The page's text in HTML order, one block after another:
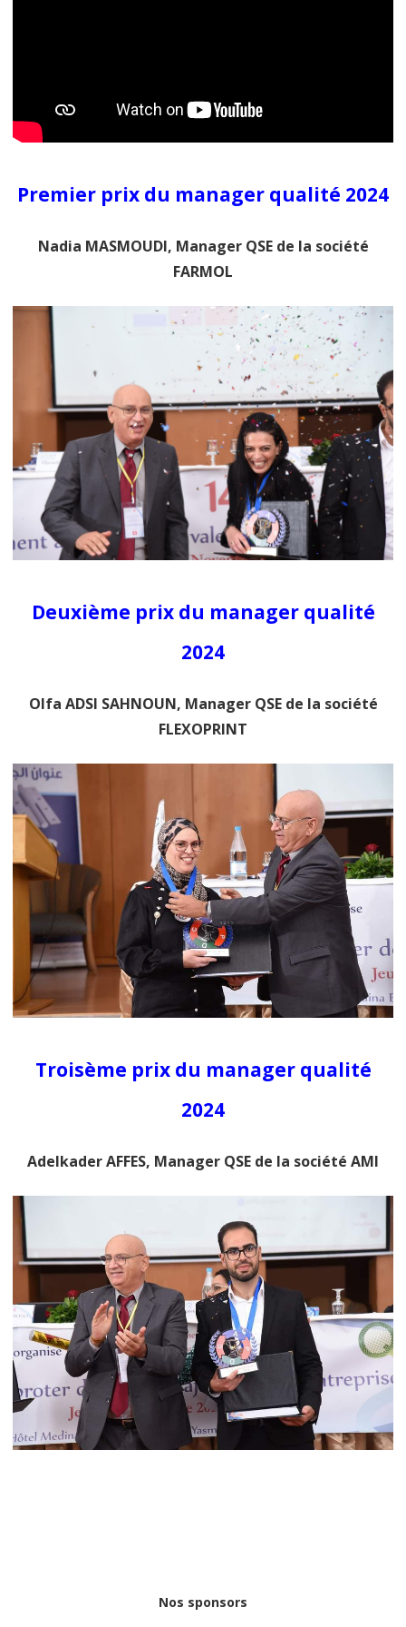
Premier prix du manager qualité 2024
Nadia MASMOUDI, Manager QSE de la société
FARMOL
Deuxième prix du manager qualité
2024
Olfa ADSI SAHNOUN, Manager QSE de la société
FLEXOPRINT
Troisème prix du manager qualité
2024
Adelkader AFFES, Manager QSE de la société AMI
Nos sponsors